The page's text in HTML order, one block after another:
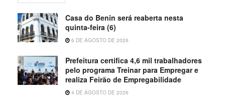
Casa do Benin será reaberta nesta
quinta-feira (6)
6 DE AGOSTO DE 2026
Prefeitura certifica 4,6 mil trabalhadores
pelo programa Treinar para Empregar e
realiza Feirão de Empregabilidade
4 DE AGOSTO DE 2026